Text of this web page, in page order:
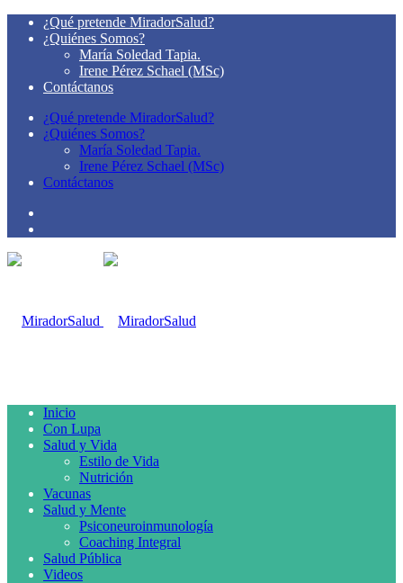
¿Qué pretende MiradorSalud?
¿Quiénes Somos?
María Soledad Tapia.
Irene Pérez Schael (MSc)
Contáctanos
¿Qué pretende MiradorSalud?
¿Quiénes Somos?
María Soledad Tapia.
Irene Pérez Schael (MSc)
Contáctanos
Inicio
Con Lupa
Salud y Vida
Estilo de Vida
Nutrición
Vacunas
Salud y Mente
Psiconeuroinmunología
Coaching Integral
Salud Pública
Videos